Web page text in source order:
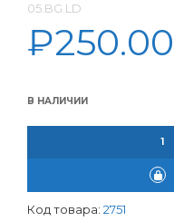
05.BG.LD
₽250.00
В НАЛИЧИИ
Код товара: 2751